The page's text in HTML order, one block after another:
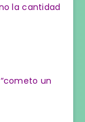
la cantidad
un